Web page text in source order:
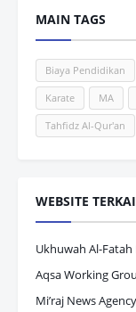
MAIN TAGS
Biaya Pendidikan
Karate MA
Tahfidz Al-Qur'an
WEBSITE
Ukhuwah Al-Fatah
Aqsa Working
Mi’raj News Agency